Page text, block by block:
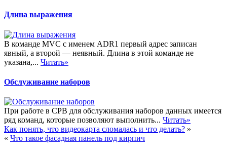
Длина выражения
В команде MVC с именем ADR1 первый адрес записан
явный, а второй — неявный. Длина в этой команде не
указана,... Читать»
Обслуживание наборов
При работе в СРВ для обслуживания наборов данных имеется
ряд команд, которые позволяют выполнить... Читать»
Как понять, что видеокарта сломалась и что делать? »
« Что такое фасадная панель под кирпич